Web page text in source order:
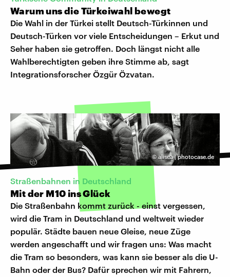
Warum uns die Türkeiwahl bewegt
Die Wahl in der Türkei stellt Deutsch-Türkinnen und
Deutsch-Türken vor viele Entscheidungen – Erkut und
Seher haben sie getroffen. Doch längst nicht alle
Wahlberechtigten geben ihre Stimme ab, sagt
Integrationsforscher Özgür Özvatan.
©alisea | photocase.de
Straßenbahnen in Deutschland
Mit der M10 ins Glück
Die Straßenbahn kommt zurück - einst vergessen,
wird die Tram in Deutschland und weltweit wieder
populär. Städte bauen neue Gleise, neue Züge
werden angeschafft und wir fragen uns: Was macht
die Tram so besonders, was kann sie besser als die U-
Bahn oder der Bus? Dafür sprechen wir mit Fahrern,